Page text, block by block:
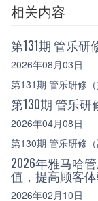
相关内容
第131期 管乐
2026年08月03日
第131期 管乐研修
第130期 管乐
2026年04月08日
第130期 管乐研修
2026年雅马哈
值，提高顾客
2026年02月10日